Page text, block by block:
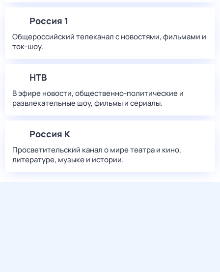
Россия 1
Общероссийский телеканал с новостями, фильмами и
ток-шоу.
НТВ
В эфире новости, общественно-политические и
развлекательные шоу, фильмы и сериалы.
Россия К
Просветительский канал о мире театра и кино,
литературе, музыке и истории.